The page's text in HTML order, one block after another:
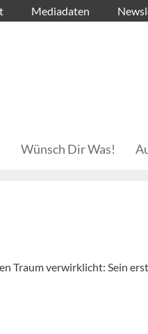
Mediadaten
Wünsch Dir Was!
Traum verwirklicht: Sein